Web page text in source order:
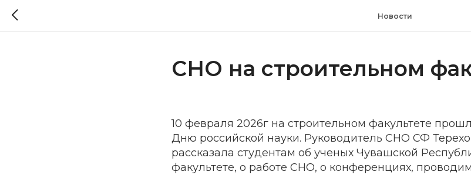
Новости
СНО на строительном
10 февраля 2026г на строительном факультете
Дню российской науки. Руководитель СНО СФ
рассказала студентам об ученых Чувашской
факультете, о работе СНО, о конференциях,